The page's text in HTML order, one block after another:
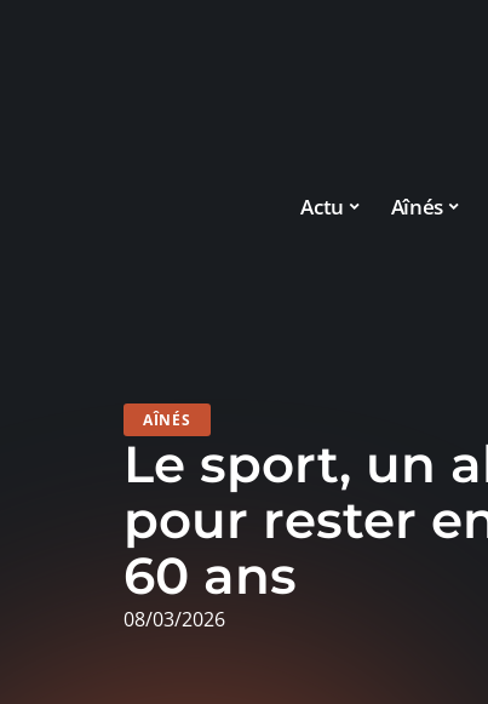
Actu Aînés
AÎNÉS
Le sport, un
pour rester
60 ans
08/03/2026